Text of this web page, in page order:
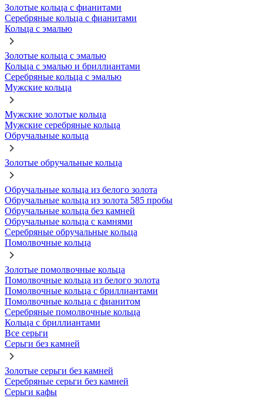
Золотые кольца с фианитами
Серебряные кольца с фианитами
Кольца с эмалью
Золотые кольца с эмалью
Кольца с эмалью и бриллиантами
Серебряные кольца с эмалью
Мужские кольца
Мужские золотые кольца
Мужские серебряные кольца
Обручальные кольца
Золотые обручальные кольца
Обручальные кольца из белого золота
Обручальные кольца из золота 585 пробы
Обручальные кольца без камней
Обручальные кольца с камнями
Серебряные обручальные кольца
Помолвочные кольца
Золотые помолвочные кольца
Помолвочные кольца из белого золота
Помолвочные кольца с бриллиантами
Помолвочные кольца с фианитом
Серебряные помолвочные кольца
Кольца с бриллиантами
Все серьги
Серьги без камней
Золотые серьги без камней
Серебряные серьги без камней
Серьги кафы